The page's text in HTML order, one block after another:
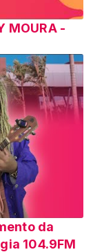
MOURA -
da
104.9FM